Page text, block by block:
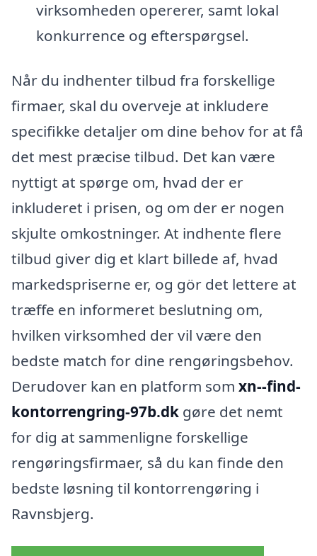
virksomheden opererer, samt lokal
konkurrence og efterspørgsel.
Når du indhenter tilbud fra forskellige
firmaer, skal du overveje at inkludere
specifikke detaljer om dine behov for at få
det mest præcise tilbud. Det kan være
nyttigt at spørge om, hvad der er
inkluderet i prisen, og om der er nogen
skjulte omkostninger. At indhente flere
tilbud giver dig et klart billede af, hvad
markedspriserne er, og gör det lettere at
træffe en informeret beslutning om,
hvilken virksomhed der vil være den
bedste match for dine rengøringsbehov.
Derudover kan en platform som xn--find-
kontorrengring-97b.dk gøre det nemt
for dig at sammenligne forskellige
rengøringsfirmaer, så du kan finde den
bedste løsning til kontorrengøring i
Ravnsbjerg.